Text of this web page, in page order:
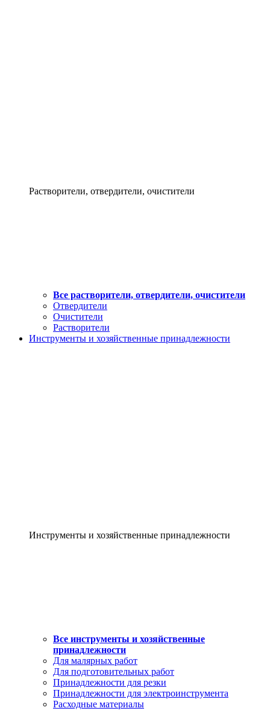
Растворители, отвердители, очистители
Все растворители, отвердители, очистители
Отвердители
Очистители
Растворители
Инструменты и хозяйственные принадлежности
Инструменты и хозяйственные принадлежности
Все инструменты и хозяйственные
принадлежности
Для малярных работ
Для подготовительных работ
Принадлежности для резки
Принадлежности для электроинструмента
Расходные материалы